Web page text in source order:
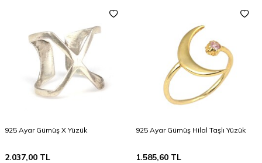
925 Ayar Gümüş X Yüzük
2.037,00 TL
925 Ayar Gümüş Hilal Taşlı Yüzük
1.585,60 TL